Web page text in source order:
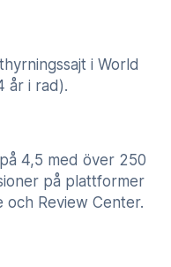
i World
år i rad).
4,5 med över 250
på plattformer
och Review Center.